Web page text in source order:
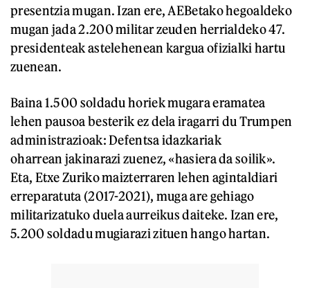
presentzia mugan. Izan ere, AEBetako hegoaldeko
mugan jada 2.200 militar zeuden herrialdeko 47.
presidenteak astelehenean kargua ofizialki hartu
zuenean.
Baina 1.500 soldadu horiek mugara eramatea
lehen pausoa besterik ez dela iragarri du Trumpen
administrazioak: Defentsa idazkariak
oharrean jakinarazi zuenez, «hasiera da soilik».
Eta, Etxe Zuriko maizterraren lehen agintaldiari
erreparatuta (2017-2021), muga are gehiago
militarizatuko duela aurreikus daiteke. Izan ere,
5.200 soldadu mugiarazi zituen hango hartan.